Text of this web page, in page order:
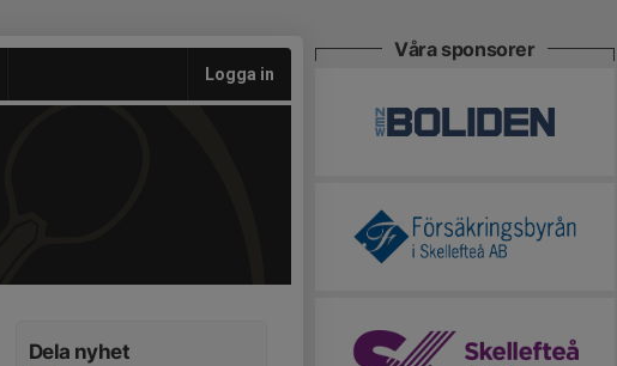
Logga in
Dela nyhet
Våra sponsorer